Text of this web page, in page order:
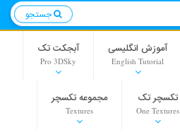
آموزش انگلیسی
English Tutorial
آبجکت تک
Pro 3DSky
تکسچر تک
One Textures
مجموعه تکسچر
Textures